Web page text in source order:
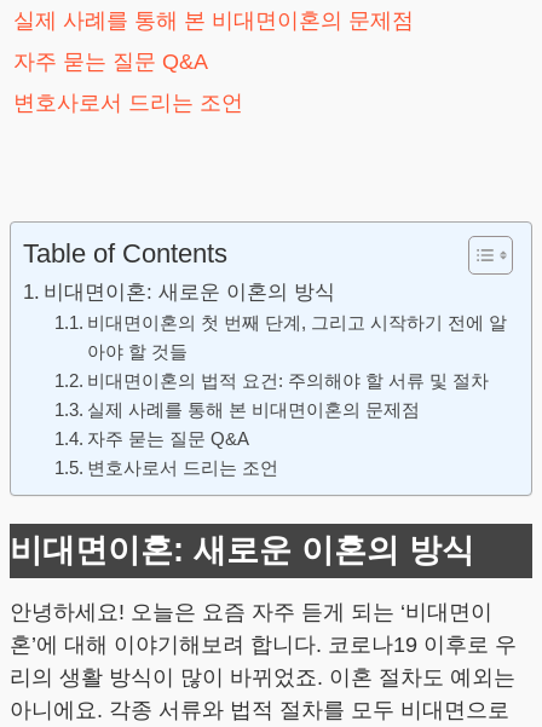
실제 사례를 통해 본 비대면이혼의 문제점
자주 묻는 질문 Q&A
변호사로서 드리는 조언
Table of Contents
비대면이혼: 새로운 이혼의 방식
비대면이혼의 첫 번째 단계, 그리고 시작하기 전에 알
아야 할 것들
비대면이혼의 법적 요건: 주의해야 할 서류 및 절차
실제 사례를 통해 본 비대면이혼의 문제점
자주 묻는 질문 Q&A
변호사로서 드리는 조언
비대면이혼: 새로운 이혼의 방식
안녕하세요! 오늘은 요즘 자주 듣게 되는 ‘비대면이
혼’에 대해 이야기해보려 합니다. 코로나19 이후로 우
리의 생활 방식이 많이 바뀌었죠. 이혼 절차도 예외는
아니에요. 각종 서류와 법적 절차를 모두 비대면으로